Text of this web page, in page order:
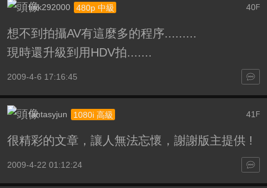
40F
lmk292000 480p 中級
想不到拍攝AV有這麼多的程序.........
現時還升級到用HDV拍.......
2009-4-6 17:16:45
41 F
fantasyjun 1080i 高級
很精彩的文章，讓人無法忘懷，謝謝版主提供 !
2009-4-22 01:12:24